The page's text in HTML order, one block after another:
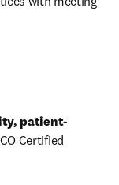
patient-
Certified